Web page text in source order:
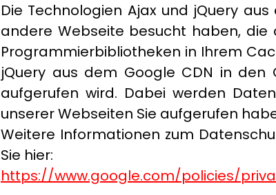
Die Technologien Ajax und jQuery
andere Webseite besucht haben, die
Programmierbibliotheken in Ihrem
jQuery aus dem Google CDN in den
aufgerufen wird. Dabei werden
unserer Webseiten Sie aufgerufen
Weitere Informationen zum
Sie hier:
https://www.google.com/policies/